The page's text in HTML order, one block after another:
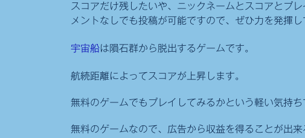
び
の
ン
テ
ツ
スコアだけ残したいや、ニックネームとスコアとプ
メントなしでも投稿が可能ですので、ぜひ力を発揮し
宇宙船は隕石群から脱出するゲームです。
航続距離によってスコアが上昇します。
無料のゲームでもプレイしてみるかという軽い気持
無料のゲームなので、広告から収益を得ることが出